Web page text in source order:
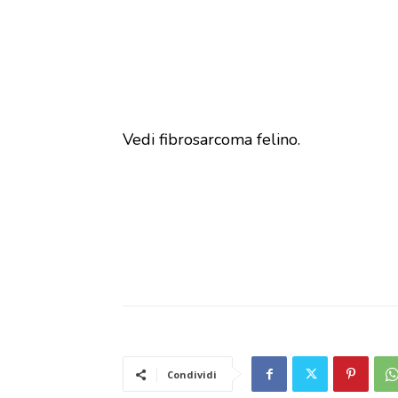
Vedi fibrosarcoma felino.
Condividi